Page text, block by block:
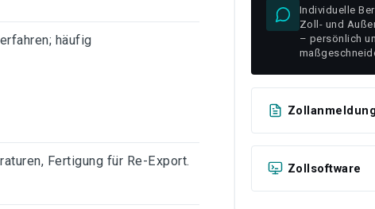
häufig
Fertigung für Re-Export.
Individuelle
Zoll- und
– persönlich
Zollanmeldung
Zollsoftware